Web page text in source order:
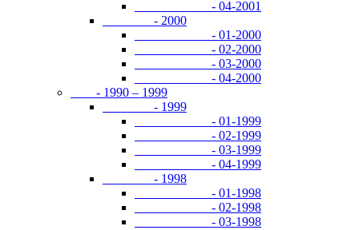
- 04-2001
- 2000
- 01-2000
- 02-2000
- 03-2000
- 04-2000
- 1990 – 1999
- 1999
- 01-1999
- 02-1999
- 03-1999
- 04-1999
- 1998
- 01-1998
- 02-1998
- 03-1998